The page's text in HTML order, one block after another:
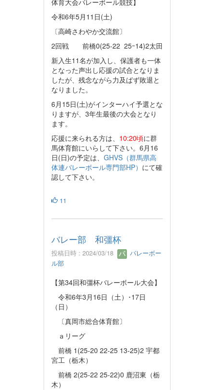
体育大会バレーボール競技】
令和6年5月11日(土)
〔高崎さわやか交流館〕
2回戦 前橋0(25-22 25ｰ14)2太田
新入生11名が加入し、保護者も一体
となった声出し応援の試合となりま
したが、残念ながら力及ばず敗退と
なりました。
6月15日(土)がインターハイ予選とな
りますが、3年生最後の大会となり
ます。
応援に来られる方は、 10:20頃に群
馬体育館にいらして下さい。6月16
日(日)の予定は、 GHVS（群馬県高
体連バレーボール専門部HP） にて確
認して下さい。
11
バレー部 和彊杯
投稿日時 : 2024/03/18
バレーボー
ル部
【第34回和彊杯バレーボール大会】
令和6年3月16日（土）･17日
（日）
〔真岡市総合体育館〕
ａリーグ
前橋 1(25-20 22-25 13-25)2 宇都
宮工（栃木）
前橋 2(25-22 25-22)0 鹿沼東（栃
木）